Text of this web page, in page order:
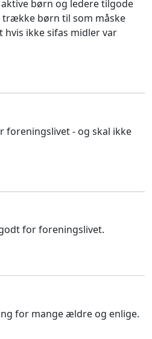
børn og ledere tilgode
børn til som måske
ikke sifas midler var
foreningslivet - og skal ikke
for foreningslivet.
for mange ældre og enlige.